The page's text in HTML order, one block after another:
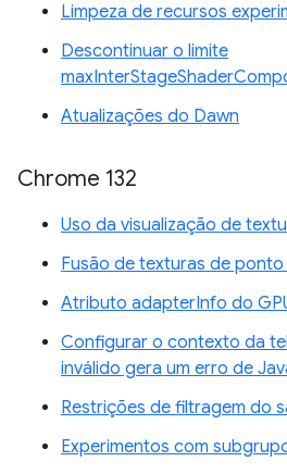
Limpeza de recursos
Descontinuar o limite
Atualizações do Dawn
Chrome 132
Uso da visualização de
Fusão de texturas de
Atributo adapterInfo do
Configurar o contexto da
inválido gera um erro de
Restrições de filtragem do
Experimentos com